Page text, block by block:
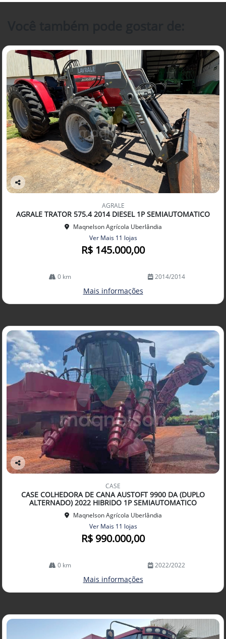
Co
arti
lhe
AGRALE
AGRALE TRATOR 575.4 2014 DIESEL 1P SEMIAUTOMATICO
Maqnelson Agrícola Uberlândia
Ver Mais 11 lojas
R$ 145.000,00
0 km 2014/2014
Mais informações
Co
lhe
CASE
CASE COLHEDORA DE CANA AUSTOFT 9900 DA (DUPLO
ALTERNADO) 2022 HIBRIDO 1P SEMIAUTOMATICO
Maqnelson Agrícola Uberlândia
Ver Mais 11 lojas
R$ 990.000,00
0 km 2022/2022
Mais informações